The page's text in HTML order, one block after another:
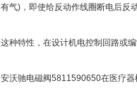
有气)，即使给反动作线圈断电后反
这种特性，在设计机电控制回路或
安沃驰电磁阀5811590650在医疗